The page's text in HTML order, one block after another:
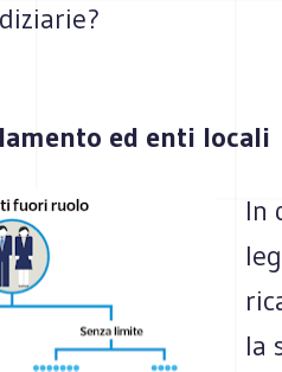
ed enti locali
In
la